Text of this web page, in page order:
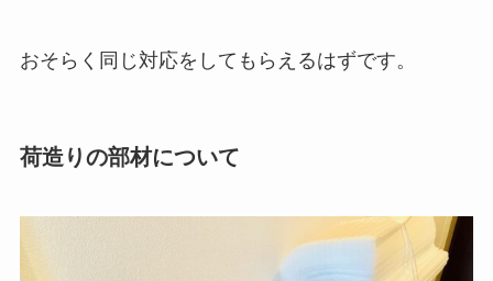
おそらく同じ対応をしてもらえるはずです。
荷造りの部材について